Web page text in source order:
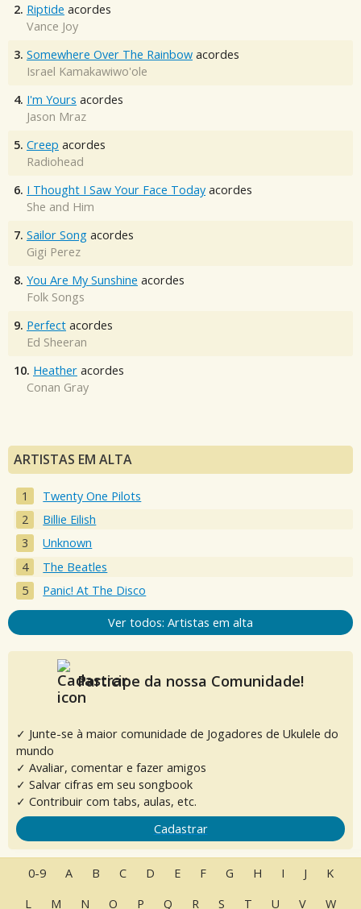
2. Riptide acordes
Vance Joy
3. Somewhere Over The Rainbow acordes
Israel Kamakawiwo'ole
4. I'm Yours acordes
Jason Mraz
5. Creep acordes
Radiohead
6. I Thought I Saw Your Face Today acordes
She and Him
7. Sailor Song acordes
Gigi Perez
8. You Are My Sunshine acordes
Folk Songs
9. Perfect acordes
Ed Sheeran
10. Heather acordes
Conan Gray
ARTISTAS EM ALTA
Twenty One Pilots
Billie Eilish
Unknown
The Beatles
Panic! At The Disco
Ver todos: Artistas em alta
Participe da nossa Comunidade!
✓ Junte-se à maior comunidade de Jogadores de Ukulele do
mundo
✓ Avaliar, comentar e fazer amigos
✓ Salvar cifras em seu songbook
✓ Contribuir com tabs, aulas, etc.
Cadastrar
0-9 A B C D E F G H I J
K
L
M N O P Q R S T U V W